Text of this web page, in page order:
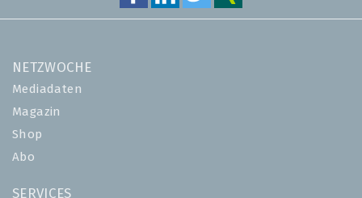
NETZWOCHE
Mediadaten
Magazin
Shop
Abo
SERVICES